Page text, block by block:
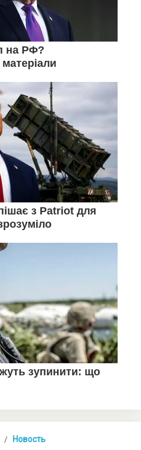
Новость